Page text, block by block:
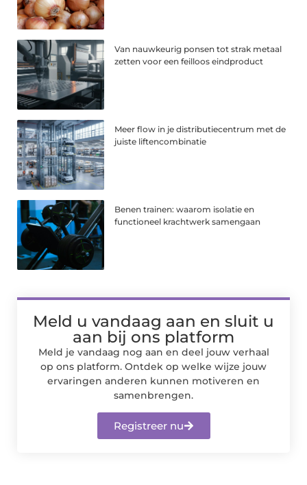
Van nauwkeurig ponsen tot strak metaal
zetten voor een feilloos eindproduct
Meer flow in je distributiecentrum met de
juiste liftencombinatie
Benen trainen: waarom isolatie en
functioneel krachtwerk samengaan
Meld u vandaag aan en sluit u
aan bij ons platform
Meld je vandaag nog aan en deel jouw verhaal
op ons platform. Ontdek op welke wijze jouw
ervaringen anderen kunnen motiveren en
samenbrengen.
Registreer nu